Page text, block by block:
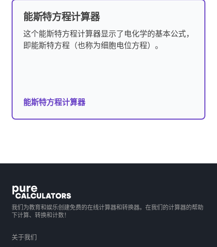
能斯特方程计算器
这个能斯特方程计算器显示了电化学的基本公式，
即能斯特方程（也称为细胞电位方程）。
能斯特方程计算器
我们为教育和娱乐创建免费的在线计算器和转换器。在我们的计算器的帮助
下计算、转换和计数！
关于我们